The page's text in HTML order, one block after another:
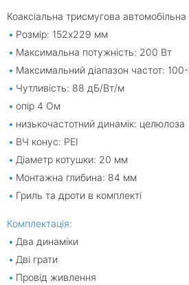
Коаксіальна трисмугова
Розмір: 152x229 мм
Максимальна потужність: 200 Вт
Максимальний діапазон частот:
Чутливість: 88 дБ/Вт/м
опір 4 Ом
низькочастотний динамік: целюлоза
ВЧ конус: PEI
Діаметр котушки: 20 мм
Монтажна глибина: 84 мм
Гриль та дроти в комплекті
Комплектація:
Два динаміки
Дві грати
Провід живлення